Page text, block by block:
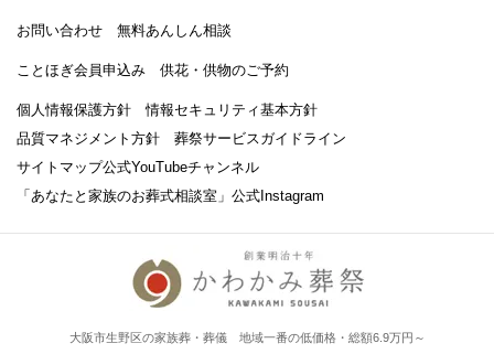
お問い合わせ 無料あんしん相談
ことほぎ会員申込み 供花・供物のご予約
個人情報保護方針
情報セキュリティ基本方針
品質マネジメント方針
葬祭サービスガイドライン
サイトマップ公式YouTubeチャンネル
「あなたと家族のお葬式相談室」 公式Instagram
大阪市生野区の家族葬・葬儀 地域一番の低価格・総額6.9万円～